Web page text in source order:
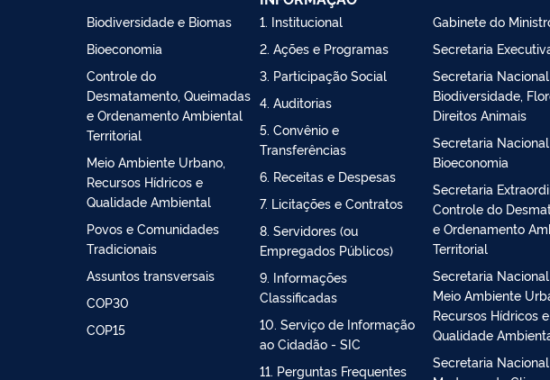
ASSUNTOS
Biodiversidade e Biomas
Bioeconomia
Controle do
e Ordenamento Ambiental
Territorial
Recursos Hídricos e
Qualidade Ambiental
Povos e Comunidades
Tradicionais
Assuntos transversais
ACESSO À
INFORMAÇÃO
1. Institucional
2. Ações e Programas
3. Participação Social
4. Auditorias
5. Convênio e
Transferências
6. Receitas e Despesas
7. Licitações e Contratos
8. Servidores (ou
Empregados Públicos)
9. Informações
Classificadas
10. Serviço de Informação
COMPOSIÇÃO
Gabinete do
Secretaria
Biodiversidade,
Direitos Animais
Secretaria
Bioeconomia
Secretaria
e Ordenamento
Territorial
Secretaria Nacional
Recursos Hídricos e